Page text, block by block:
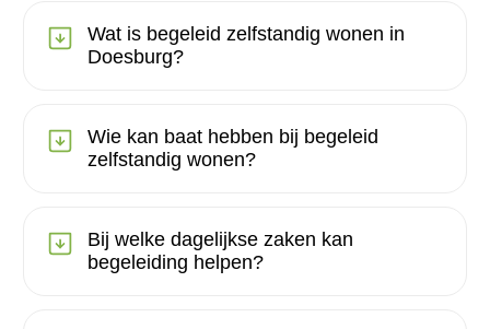
Wat is begeleid zelfstandig wonen in
Doesburg?
Wie kan baat hebben bij begeleid
zelfstandig wonen?
Bij welke dagelijkse zaken kan
begeleiding helpen?